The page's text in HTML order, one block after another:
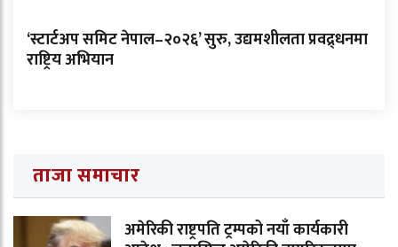
‘स्टार्टअप समिट नेपाल–२०२६’ सुरु, उद्यमशीलता प्रवद्र्धनमा
राष्ट्रिय अभियान
ताजा समाचार
अमेरिकी राष्ट्रपति ट्रम्पको नयाँ कार्यकारी